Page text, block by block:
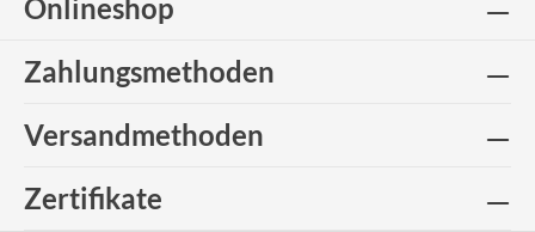
Onlineshop
Zahlungsmethoden
Versandmethoden
Zertifikate